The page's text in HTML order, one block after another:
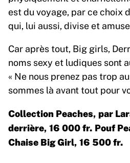
est du voyage, par ce choix
qui, lui aussi, divise et
Car après tout, Big girls,
noms sexy et ludiques sont
« Ne nous prenez pas trop
sommes là avant tout pour
Collection Peaches, par
derrière, 16 000 fr. Pouf
Chaise Big Girl, 16 500 fr.